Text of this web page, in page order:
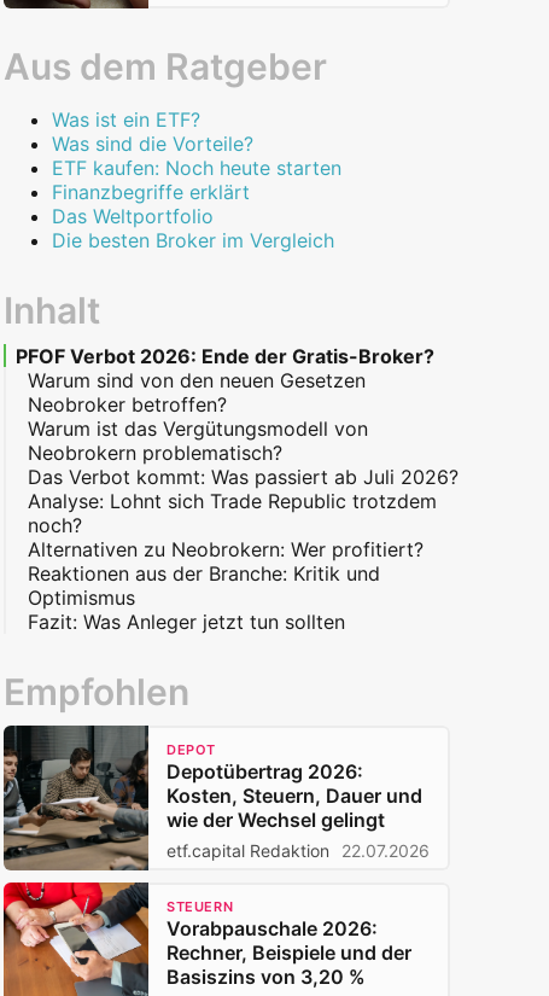
Aus dem Ratgeber
Was ist ein ETF?
Was sind die Vorteile?
ETF kaufen: Noch heute starten
Finanzbegriffe erklärt
Das Weltportfolio
Die besten Broker im Vergleich
Inhalt
PFOF Verbot 2026: Ende der Gratis-Broker?
Warum sind von den neuen Gesetzen
Neobroker betroffen?
Warum ist das Vergütungsmodell von
Neobrokern problematisch?
So funktioniert der Mechanismus im Detail
Das Verbot kommt: Was passiert ab Juli 2026?
Analyse: Lohnt sich Trade Republic trotzdem
noch?
Alternativen zu Neobrokern: Wer profitiert?
1. Interactive Brokers / Lynx (Für Profis)
2. Traders Place / Flatex (Der Mittelweg)
3. Klassische Direktbanken (Sicherheit hat
Reaktionen aus der Branche: Kritik und
Optimismus
Fazit: Was Anleger jetzt tun sollten
Empfohlen
DEPOT
Depotübertrag 2026:
Kosten, Steuern, Dauer und
wie der Wechsel gelingt
etf.capital Redaktion 22.07.2026
STEUERN
Vorabpauschale 2026:
Rechner, Beispiele und der
Basiszins von 3,20 %